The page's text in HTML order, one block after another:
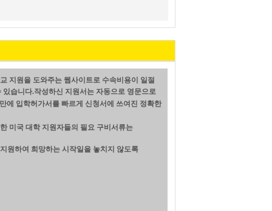
지원을 도와주는 웹사이트로 수속비용이 일절
있습니다.작성하신 지원서는 자동으로 영문으로
에 입학허가서를 빠르게 신청서에 쓰여진 정확한
미국 대학 지원자들의 필요 구비서류는
원하여 희망하는 시작일을 놓치지 않도록